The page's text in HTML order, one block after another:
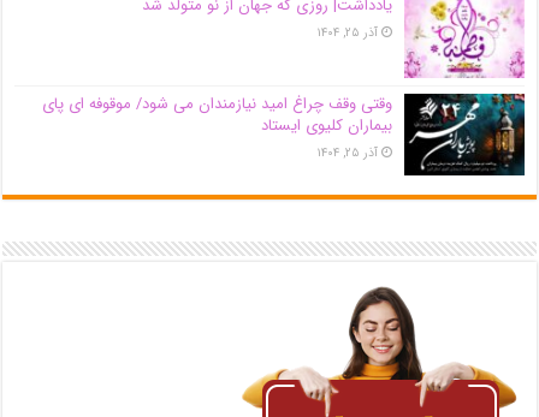
یادداشت| روزی که جهان از نو متولد شد
آذر ۲۵, ۱۴۰۴
وقتی وقف چراغ امید نیازمندان می شود/ موقوفه ای پای
بیماران کلیوی ایستاد
آذر ۲۵, ۱۴۰۴